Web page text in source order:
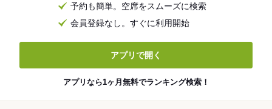
予約も簡単。空席をスムーズに検索
会員登録なし。すぐに利用開始
アプリで開く
アプリなら1ヶ月無料でランキング検索！